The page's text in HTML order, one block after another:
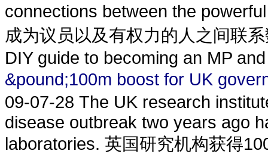
connections between the
成为议员以及有权力的人之间联
DIY guide to becoming an MP
&pound;100m boost for UK
09-07-28 The UK research
disease outbreak two years ago
laboratories. 英国研究机构获得